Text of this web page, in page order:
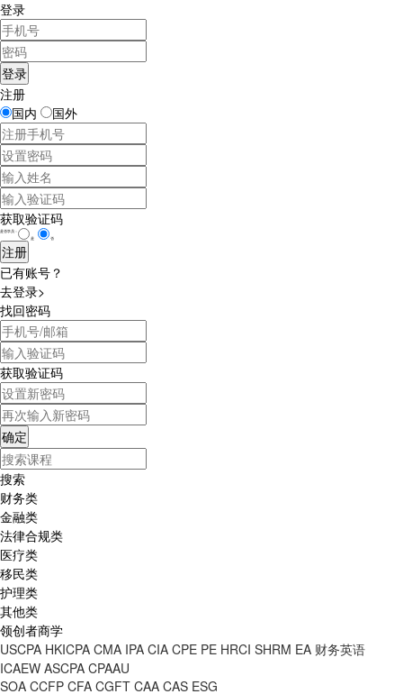
登录
注册
国内
国外
获取验证码
是否学员：
是
否
已有账号？
去登录>
找回密码
获取验证码
搜索
财务类
金融类
法律合规类
医疗类
移民类
护理类
其他类
领创者商学
USCPA HKICPA CMA IPA CIA CPE PE HRCI SHRM EA 财务英语
ICAEW ASCPA CPAAU
SOA CCFP CFA CGFT CAA CAS ESG